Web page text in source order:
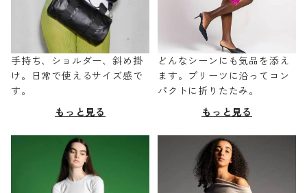
手持ち、ショルダー、斜め掛
け。日常で使えるサイズ感で
す。
もっと見る
どんなシーンにも気品を添え
ます。プリーツに沿ってコン
パクトに折りたたみ。
もっと見る